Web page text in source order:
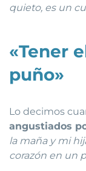
quieto, es un
«Tener
puño»
Lo decimos
angustiados
la maña y mi
corazón en un